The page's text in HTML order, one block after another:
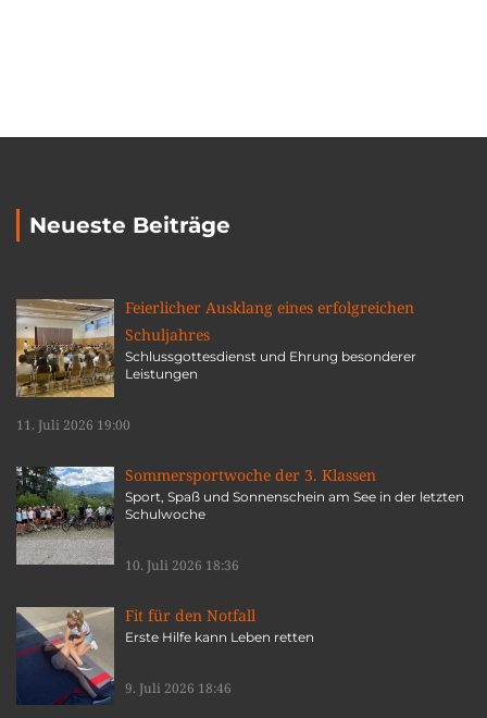
Neueste Beiträge
Feierlicher Ausklang eines erfolgreichen
Schuljahres
Schlussgottesdienst und Ehrung besonderer
Leistungen
11. Juli 2026 19:00
Sommersportwoche der 3. Klassen
Sport, Spaß und Sonnenschein am See in der letzten
Schulwoche
10. Juli 2026 18:36
Fit für den Notfall
Erste Hilfe kann Leben retten
9. Juli 2026 18:46